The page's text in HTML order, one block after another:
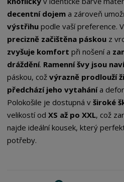
decentní dojem a zároveň
výstřihu podle vaší preference.
precizně začištěna páskou z
zvyšuje komfort při nošení a
dráždění. Ramenní švy jsou
páskou, cožvýrazně prodlouží
předchází jeho vytahánía
Polokošile je dostupná vširoké
velikostí odXS až po XXL, což
najde ideální kousek, který
potřeby.